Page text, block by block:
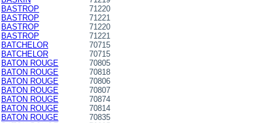
BASTROP
71220
BASTROP
71221
BASTROP
71220
BASTROP
71221
BATCHELOR
70715
BATCHELOR
70715
BATON ROUGE
70805
BATON ROUGE
70818
BATON ROUGE
70806
BATON ROUGE
70807
BATON ROUGE
70874
BATON ROUGE
70814
BATON ROUGE
70835